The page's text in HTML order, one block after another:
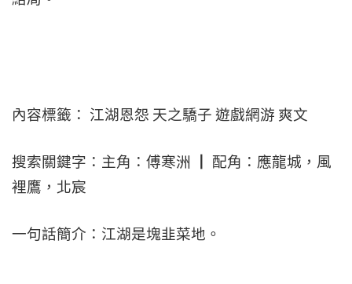
內容標籤： 江湖恩怨 天之驕子 遊戲網游 爽文
搜索關鍵字：主角：傅寒洲 ┃ 配角：應龍城，風
裡鷹，北宸
一句話簡介：江湖是塊韭菜地。